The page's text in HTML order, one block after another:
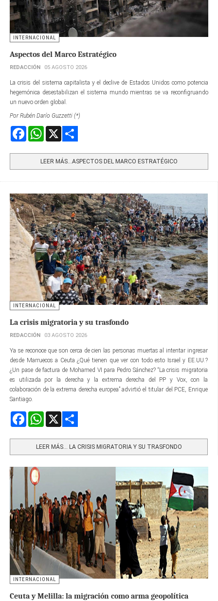
INTERNACIONAL
Aspectos del Marco Estratégico
REDACCIÓN 05 AGOSTO 2026
La crisis del sistema capitalista y el declive de Estados Unidos como potencia
hegemónica desestabilizan el sistema mundo mientras se va reconfigruando
un nuevo orden global.
Por Rubén Darío Guzzetti (*)
FacebookWhatsApp
LEER MÁS…ASPECTOS DEL MARCO ESTRATÉGICO
INTERNACIONAL
La crisis migratoria y su trasfondo
REDACCIÓN 03 AGOSTO 2026
Ya se reconoce que son cerca de cien las personas muertas al intentar ingresar
desde Marruecos a Ceuta ¿Qué tienen que ver con todo esto Israel y EE.UU.?
¿Un pase de factura de Mohamed VI para Pedro Sánchez? “La crisis migratoria
es utilizada por la derecha y la extrema derecha del PP y Vox, con la
colaboración de la extrema derecha europea” advirtió el titular del PCE, Enrique
Santiago.
FacebookWhatsApp
LEER MÁS… LA CRISIS MIGRATORIA Y SU TRASFONDO
INTERNACIONAL
Ceuta y Melilla: la migración como arma geopolítica